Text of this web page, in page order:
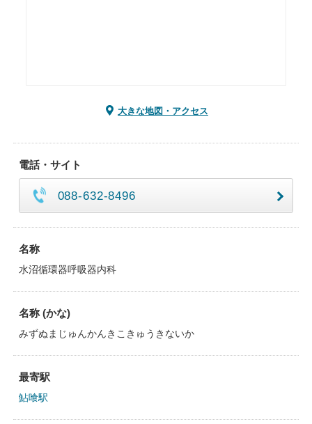
大きな地図・アクセス
電話・サイト
088-632-8496
名称
水沼循環器呼吸器内科
名称 (かな)
みずぬまじゅんかんきこきゅうきないか
最寄駅
鮎喰駅